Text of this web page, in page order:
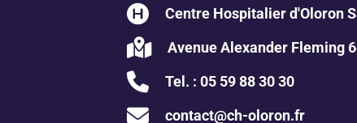
Centre Hospitalier d'Oloron
Avenue Alexander Fleming
Tel. : 05 59 88 30 30
contact@ch-oloron.fr